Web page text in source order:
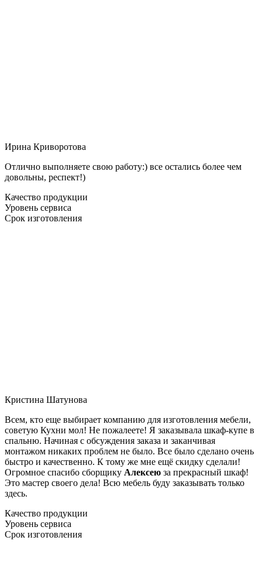
Ирина Криворотова
Отлично выполняете свою работу:) все остались более чем
довольны, респект!)
Качество продукции
Уровень сервиса
Срок изготовления
Кристина Шатунова
Всем, кто еще выбирает компанию для изготовления мебели,
советую Кухни мол! Не пожалеете! Я заказывала шкаф-купе в
спальню. Начиная с обсуждения заказа и заканчивая
монтажом никаких проблем не было. Все было сделано очень
быстро и качественно. К тому же мне ещё скидку сделали!
Огромное спасибо сборщику Алексею за прекрасный шкаф!
Это мастер своего дела! Всю мебель буду заказывать только
здесь.
Качество продукции
Уровень сервиса
Срок изготовления